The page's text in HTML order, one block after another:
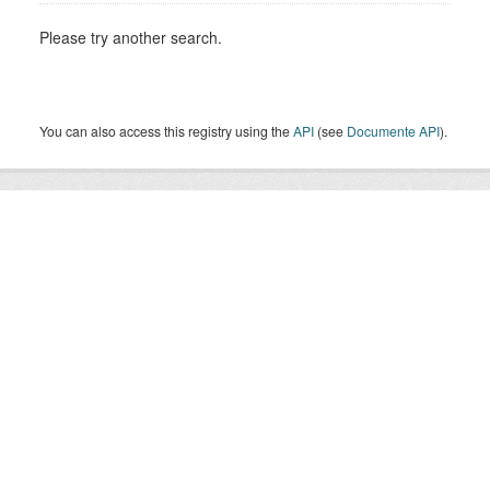
Please try another search.
You can also access this registry using theAPI (see Documente API).